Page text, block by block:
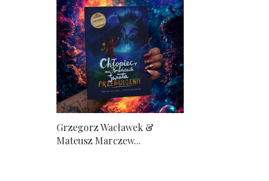
Grzegorz Wacławek &
Mateusz Marczew...